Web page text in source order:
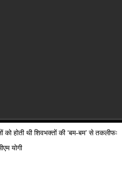
होती थी शिवभक्तों की ‘बम-बम’ से तकलीफः
योगी